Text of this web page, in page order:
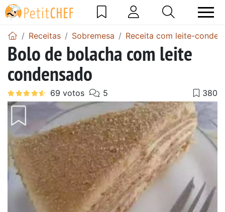
Receitas Sobremesa Receita com leite-
Bolo de bolacha com leite
condensado